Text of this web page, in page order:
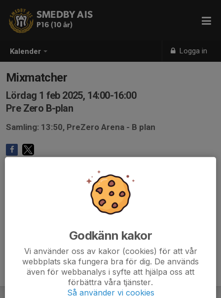
Kalender Logga in
SMEDBY AIS
P16 (10 år)
Mixmatcher
Lördag 1 feb 2025, 14:00-16:00
Pre Zero B-plan
Samling: 13:50, PreZero Arena - B plan
Godkänn kakor
Vi använder oss av kakor (cookies) för att vår
webbplats ska fungera bra för dig. De används
även för webbanalys i syfte att hjälpa oss att
förbättra våra tjänster.
Så använder vi cookies